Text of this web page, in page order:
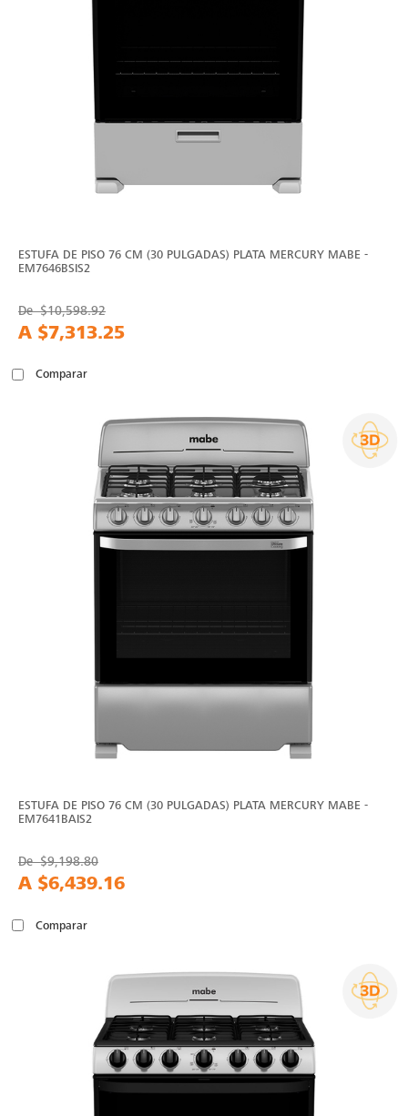
ESTUFA DE PISO 76 CM (30 PULGADAS) PLATA MERCURY MABE -
EM7646BSIS2
De$10,598.92
A $7,313.25
Comparar
ESTUFA DE PISO 76 CM (30 PULGADAS) PLATA MERCURY MABE -
EM7641BAIS2
De$9,198.80
A $6,439.16
Comparar